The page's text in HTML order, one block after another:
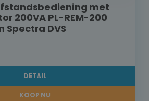
met
200VA PL-REM-200
Spectra DVS
DETAIL
KOOP NU